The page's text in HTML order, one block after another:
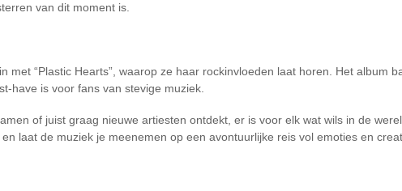
van dit moment is.
met “Plastic Hearts”, waarop ze haar rockinvloeden laat horen. Het album
have is voor fans van stevige muziek.
of juist graag nieuwe artiesten ontdekt, er is voor elk wat wils in de
laat de muziek je meenemen op een avontuurlijke reis vol emoties en